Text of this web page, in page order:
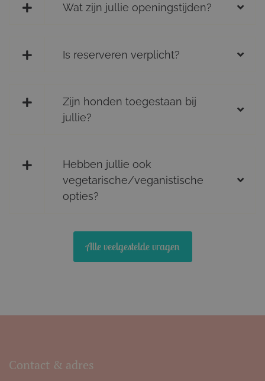
Wat zijn jullie openingstijden?
Is reserveren verplicht?
Zijn honden toegestaan bij
jullie?
Hebben jullie ook
vegetarische/veganistische
opties?
Alle veelgestelde vragen
Contact & adres